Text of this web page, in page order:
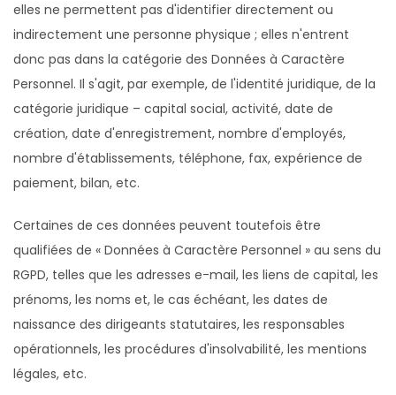
elles ne permettent pas d'identifier directement ou
indirectement une personne physique ; elles n'entrent
donc pas dans la catégorie des Données à Caractère
Personnel. Il s'agit, par exemple, de l'identité juridique, de la
catégorie juridique – capital social, activité, date de
création, date d'enregistrement, nombre d'employés,
nombre d'établissements, téléphone, fax, expérience de
paiement, bilan, etc.
Certaines de ces données peuvent toutefois être
qualifiées de « Données à Caractère Personnel » au sens du
RGPD, telles que les adresses e-mail, les liens de capital, les
prénoms, les noms et, le cas échéant, les dates de
naissance des dirigeants statutaires, les responsables
opérationnels, les procédures d'insolvabilité, les mentions
légales, etc.